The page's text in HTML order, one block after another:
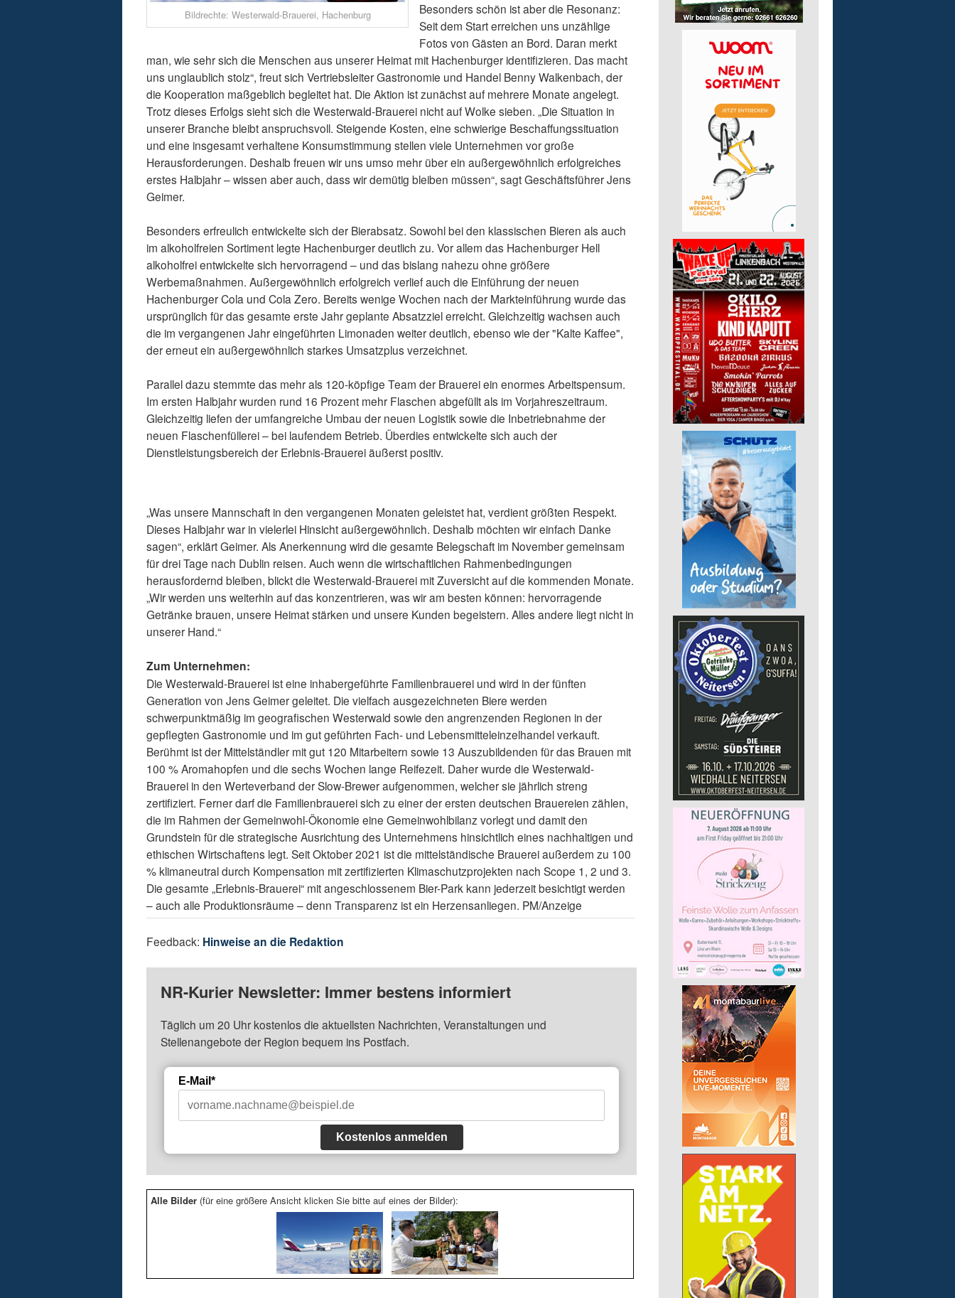
Bildrechte: Westerwald-Brauerei, Hachenburg
Besonders schön ist aber die Resonanz:
Seit dem Start erreichen uns unzählige
Fotos von Gästen an Bord. Daran merkt
man, wie sehr sich die Menschen aus unserer Heimat mit Hachenburger identifizieren. Das macht
uns unglaublich stolz“, freut sich Vertriebsleiter Gastronomie und Handel Benny Walkenbach, der
die Kooperation maßgeblich begleitet hat. Die Aktion ist zunächst auf mehrere Monate angelegt.
Trotz dieses Erfolgs sieht sich die Westerwald-Brauerei nicht auf Wolke sieben. „Die Situation in
unserer Branche bleibt anspruchsvoll. Steigende Kosten, eine schwierige Beschaffungssituation
und eine insgesamt verhaltene Konsumstimmung stellen viele Unternehmen vor große
Herausforderungen. Deshalb freuen wir uns umso mehr über ein außergewöhnlich erfolgreiches
erstes Halbjahr – wissen aber auch, dass wir demütig bleiben müssen“, sagt Geschäftsführer Jens
Geimer.
Besonders erfreulich entwickelte sich der Bierabsatz. Sowohl bei den klassischen Bieren als auch
im alkoholfreien Sortiment legte Hachenburger deutlich zu. Vor allem das Hachenburger Hell
alkoholfrei entwickelte sich hervorragend – und das bislang nahezu ohne größere
Werbemaßnahmen. Außergewöhnlich erfolgreich verlief auch die Einführung der neuen
Hachenburger Cola und Cola Zero. Bereits wenige Wochen nach der Markteinführung wurde das
ursprünglich für das gesamte erste Jahr geplante Absatzziel erreicht. Gleichzeitig wachsen auch
die im vergangenen Jahr eingeführten Limonaden weiter deutlich, ebenso wie der "Kalte Kaffee",
der erneut ein außergewöhnlich starkes Umsatzplus verzeichnet.
Parallel dazu stemmte das mehr als 120-köpfige Team der Brauerei ein enormes Arbeitspensum.
Im ersten Halbjahr wurden rund 16 Prozent mehr Flaschen abgefüllt als im Vorjahreszeitraum.
Gleichzeitig liefen der umfangreiche Umbau der neuen Logistik sowie die Inbetriebnahme der
neuen Flaschenfüllerei – bei laufendem Betrieb. Überdies entwickelte sich auch der
Dienstleistungsbereich der Erlebnis-Brauerei äußerst positiv.
„Was unsere Mannschaft in den vergangenen Monaten geleistet hat, verdient größten Respekt.
Dieses Halbjahr war in vielerlei Hinsicht außergewöhnlich. Deshalb möchten wir einfach Danke
sagen“, erklärt Geimer. Als Anerkennung wird die gesamte Belegschaft im November gemeinsam
für drei Tage nach Dublin reisen. Auch wenn die wirtschaftlichen Rahmenbedingungen
herausfordernd bleiben, blickt die Westerwald-Brauerei mit Zuversicht auf die kommenden Monate.
„Wir werden uns weiterhin auf das konzentrieren, was wir am besten können: hervorragende
Getränke brauen, unsere Heimat stärken und unsere Kunden begeistern. Alles andere liegt nicht in
unserer Hand.“
Zum Unternehmen:
Die Westerwald-Brauerei ist eine inhabergeführte Familienbrauerei und wird in der fünften
Generation von Jens Geimer geleitet. Die vielfach ausgezeichneten Biere werden
schwerpunktmäßig im geografischen Westerwald sowie den angrenzenden Regionen in der
gepflegten Gastronomie und im gut geführten Fach- und Lebensmitteleinzelhandel verkauft.
Berühmt ist der Mittelständler mit gut 120 Mitarbeitern sowie 13 Auszubildenden für das Brauen mit
100 % Aromahopfen und die sechs Wochen lange Reifezeit. Daher wurde die Westerwald-
Brauerei in den Werteverband der Slow-Brewer aufgenommen, welcher sie jährlich streng
zertifiziert. Ferner darf die Familienbrauerei sich zu einer der ersten deutschen Brauereien zählen,
die im Rahmen der Gemeinwohl-Ökonomie eine Gemeinwohlbilanz vorlegt und damit den
Grundstein für die strategische Ausrichtung des Unternehmens hinsichtlich eines nachhaltigen und
ethischen Wirtschaftens legt. Seit Oktober 2021 ist die mittelständische Brauerei außerdem zu 100
% klimaneutral durch Kompensation mit zertifizierten Klimaschutzprojekten nach Scope 1, 2 und 3.
Die gesamte „Erlebnis-Brauerei“ mit angeschlossenem Bier-Park kann jederzeit besichtigt werden
– auch alle Produktionsräume – denn Transparenz ist ein Herzensanliegen. PM/Anzeige
Feedback: Hinweise an die Redaktion
NR-Kurier Newsletter: Immer bestens informiert
Täglich um 20 Uhr kostenlos die aktuellsten Nachrichten, Veranstaltungen und
Stellenangebote der Region bequem ins Postfach.
E-Mail*
Kostenlos anmelden
Alle Bilder (für eine größere Ansicht klicken Sie bitte auf eines der Bilder):